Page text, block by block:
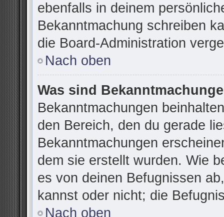
ebenfalls in deinem
Bekanntmachung schreiben
die Board-Administration
Nach oben
Was sind
Bekanntmachungen
den Bereich, den du gerade
Bekanntmachungen
dem sie erstellt wurden. Wie
es von deinen Befugnissen
kannst oder nicht; die
Nach oben